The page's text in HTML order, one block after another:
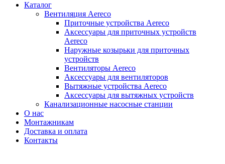
Каталог
Вентиляция Aereco
Приточные устройства Aereco
Аксессуары для приточных устройств
Aereco
Наружные козырьки для приточных
устройств
Вентиляторы Aereco
Аксессуары для вентиляторов
Вытяжные устройства Aereco
Аксессуары для вытяжных устройств
Канализационные насосные станции
О нас
Монтажникам
Доставка и оплата
Контакты